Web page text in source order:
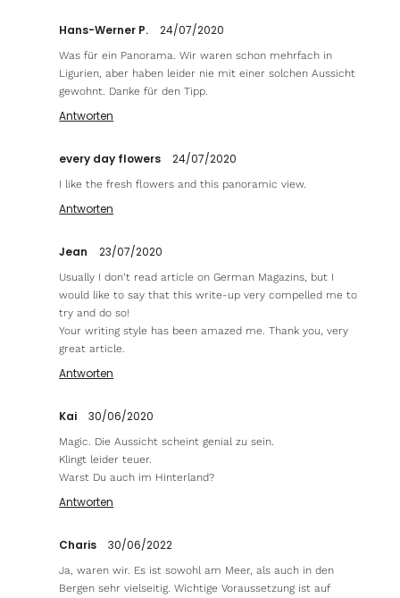
Hans-Werner P. 24/07/2020
Was für ein Panorama. Wir waren schon mehrfach in
Ligurien, aber haben leider nie mit einer solchen Aussicht
gewohnt. Danke für den Tipp.
Antworten
every day flowers 24/07/2020
I like the fresh flowers and this panoramic view.
Antworten
Jean 23/07/2020
Usually I don’t read article on German Magazins, but I
would like to say that this write-up very compelled me to
try and do so!
Your writing style has been amazed me. Thank you, very
great article.
Antworten
Kai 30/06/2020
Magic. Die Aussicht scheint genial zu sein.
Klingt leider teuer.
Warst Du auch im Hinterland?
Antworten
Charis 30/06/2022
Ja, waren wir. Es ist sowohl am Meer, als auch in den
Bergen sehr vielseitig. Wichtige Voraussetzung ist auf